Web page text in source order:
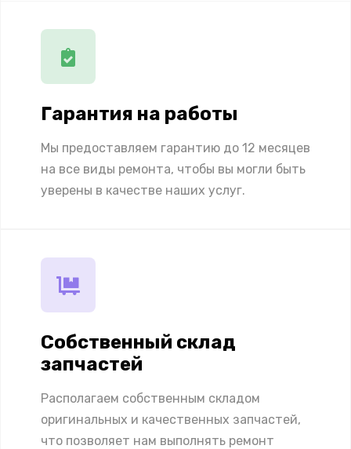
Гарантия на работы
Мы предоставляем гарантию до 12 месяцев
на все виды ремонта, чтобы вы могли быть
уверены в качестве наших услуг.
Собственный склад
запчастей
Располагаем собственным складом
оригинальных и качественных запчастей,
что позволяет нам выполнять ремонт